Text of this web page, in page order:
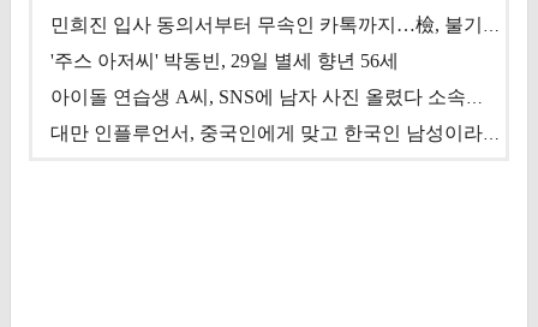
민희진 입사 동의서부터 무속인 카톡까지…檢, 불기소 처분 근거들 [이슈&톡]
'주스 아저씨' 박동빈, 29일 별세 향년 56세
아이돌 연습생 A씨, SNS에 남자 사진 올렸다 소속사 퇴출
대만 인플루언서, 중국인에게 맞고 한국인 남성이라 진술 '후폭풍'